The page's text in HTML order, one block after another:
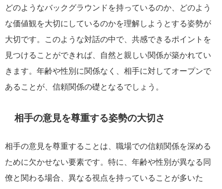
どのようなバックグラウンドを持っているのか、どのよう
な価値観を大切にしているのかを理解しようとする姿勢が
大切です。このような対話の中で、共感できるポイントを
見つけることができれば、自然と親しい関係が築かれてい
きます。年齢や性別に関係なく、相手に対してオープンで
あることが、信頼関係の礎となるでしょう。
相手の意見を尊重する姿勢の大切さ
相手の意見を尊重することは、職場での信頼関係を深める
ために欠かせない要素です。特に、年齢や性別が異なる同
僚と関わる場合、異なる視点を持っていることが多いた